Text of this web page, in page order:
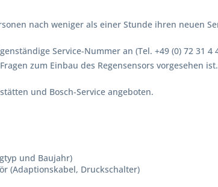
nach weniger als einer Stunde ihren neuen
Service-Nummer an (Tel. +49 (0) 72 31 4
zum Einbau des Regensensors vorgesehen ist.
und Bosch-Service angeboten.
und Baujahr)
(Adaptionskabel, Druckschalter)